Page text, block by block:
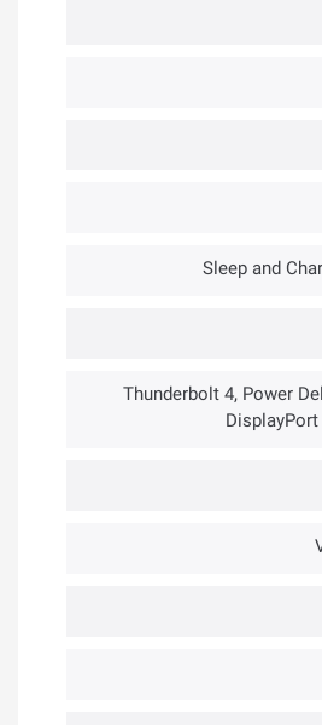
1× @ Thunderbolt 4, Power